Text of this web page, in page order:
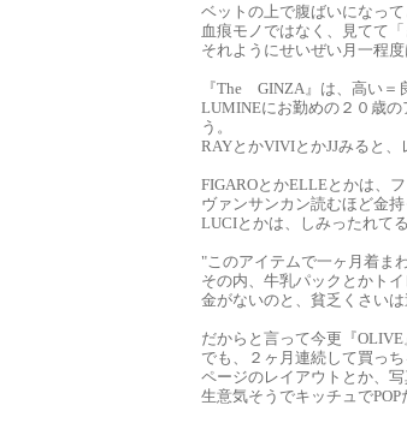
ベットの上で腹ばいになっ
血痕モノではなく、見てて
それようにせいぜい月一程
『The GINZA』は、高い＝
LUMINEにお勤めの２０歳
う。
RAYとかVIVIとかJJみると
FIGAROとかELLEとかは、
ヴァンサンカン読むほど金持
LUCIとかは、しみったれてる
"このアイテムで一ヶ月着ま
その内、牛乳パックとかト
金がないのと、貧乏くさいは
だからと言って今更『
でも、２ヶ月連続して買っち
ページのレイアウトとか、
生意気そうでキッチュで